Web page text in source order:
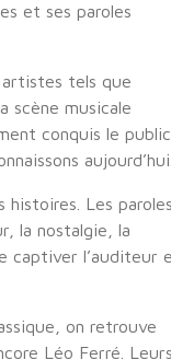
et ses paroles
artistes tels que
scène musicale
conquis le public,
aujourd’hui.
histoires. Les paroles
la nostalgie, la
captiver l’auditeur
on retrouve
Léo Ferré. Leurs